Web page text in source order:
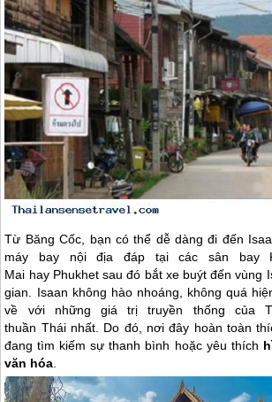
Từ Băng Cốc, bạn có thể dễ dàng đi đến
máy bay nội địa đáp tại các sân bay
Mai hay Phukhet sau đó bắt xe buýt đến vùng
gian. Isaan không hào nhoáng, không quá
về với những giá trị truyền thống của
thuần Thái nhất. Do đó, nơi đây hoàn toàn
đang tìm kiếm sự thanh bình hoặc yêu thích
văn hóa.